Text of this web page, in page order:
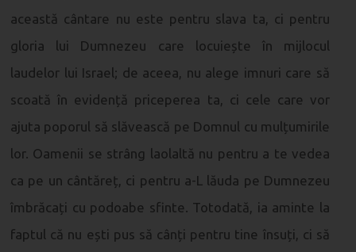
această cântare nu este pentru slava ta, ci pentru
gloria lui Dumnezeu care locuiește în mijlocul
laudelor lui Israel; de aceea, nu alege imnuri care să
scoată în evidență priceperea ta, ci cele care vor
ajuta poporul să slăvească pe Domnul cu mulțumirile
lor. Oamenii se strâng laolaltă nu pentru a te vedea
ca pe un cântăreț, ci pentru a-L lăuda pe Dumnezeu
îmbrăcați cu podoabe sfinte. Totodată, ia aminte la
faptul că nu ești pus să cânți pentru tine însuți, ci să